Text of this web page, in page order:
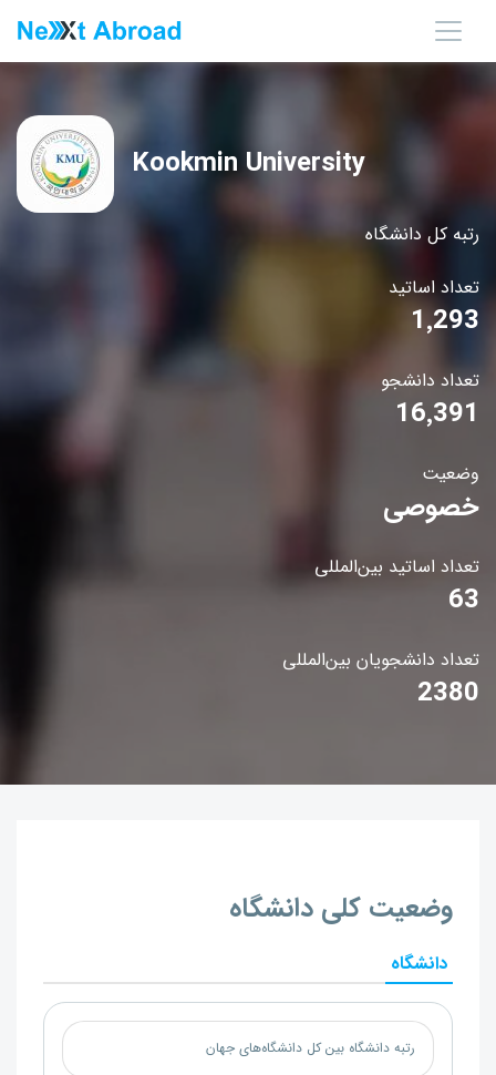
رتبه کل دانشگاه
تعداد اساتید
1٬293
تعداد دانشجو
16٬391
وضعیت
خصوصی
تعداد اساتید بین‌المللی
63
تعداد دانشجویان بین‌المللی
2380
Kookmin University
وضعیت کلی دانشگاه
دانشگاه
رتبه دانشگاه بین کل دانشگاه‌های جهان